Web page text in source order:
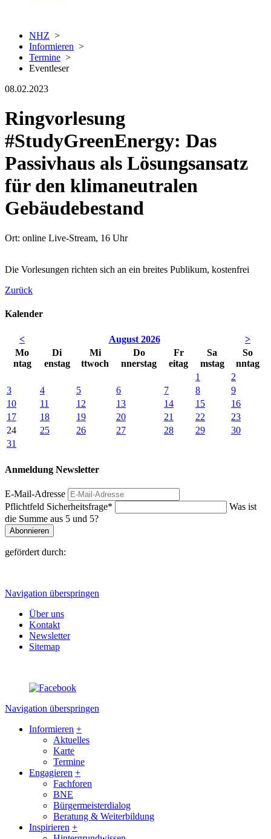
NHZ >
Informieren >
Termine >
Eventleser
08.02.2023
Ringvorlesung
#StudyGreenEnergy: Das
Passivhaus als Lösungsansatz
für den klimaneutralen
Gebäudebestand
Ort: online Live-Stream, 16 Uhr
Die Vorlesungen richten sich an ein breites Publikum, kostenfrei
Zurück
Kalender
< August 2026
>
Mo
ntag
Di
enstag
Mi
ttwoch
Do
nnerstag
Fr
eitag
Sa
mstag
So
nntag
1
2
3
4 5 6 7 8
9
10
11 12 13 14 15
16
17
18 19 20 21 22
23
24
25 26 27 28 29
30
31
Anmeldung Newsletter
E-Mail-Adresse
Pflichtfeld Sicherheitsfrage*
Was ist
die Summe aus 5 und 5?
Abonnieren
gefördert durch:
Navigation überspringen
Über uns
Kontakt
Newsletter
Sitemap
Navigation überspringen
Informieren +
Aktuelles
Karte
Termine
Engagieren +
Fachforen
BNE
Bürgermeisterdialog
Beratung & Weiterbildung
Inspirieren +